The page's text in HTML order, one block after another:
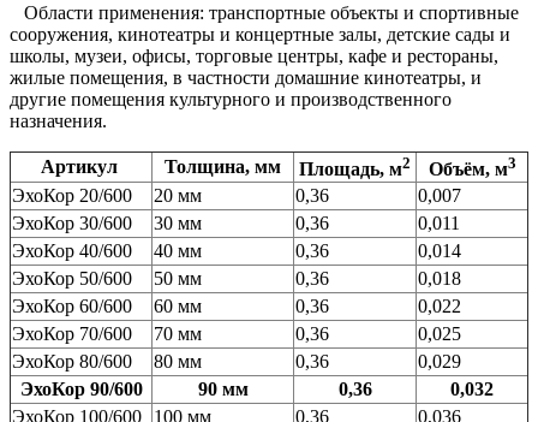
Области применения: транспортные объекты и спортивные
сооружения, кинотеатры и концертные залы, детские сады и
школы, музеи, офисы, торговые центры, кафе и рестораны,
жилые помещения, в частности домашние кинотеатры, и
другие помещения культурного и производственного
назначения.
Артикул Толщина, мм Площадь, м2 Объём, м3
ЭхоКор 20/600 20 мм 0,36
0,007
ЭхоКор 30/600
30 мм 0,36
0,011
ЭхоКор 40/600
40 мм 0,36
0,014
ЭхоКор 50/600
50 мм 0,36
0,018
ЭхоКор 60/600
60 мм 0,36
0,022
ЭхоКор 70/600
70 мм 0,36
0,025
ЭхоКор 80/600
80 мм 0,36
0,029
ЭхоКор 90/600
90 мм 0,36
0,032
ЭхоКор 100/600
100 мм 0,36 0,036